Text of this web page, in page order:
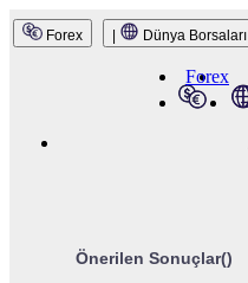
QNB Invest
Forex Dünya Borsaları
Forex
Önerilen Sonuçlar()